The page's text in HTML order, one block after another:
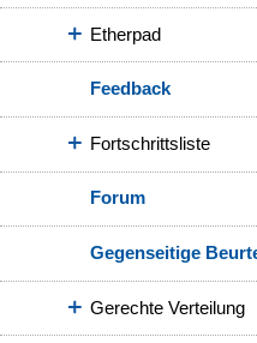
Etherpad
Feedback
Fortschrittsliste
Forum
Gegenseitige
Gerechte Verteilung